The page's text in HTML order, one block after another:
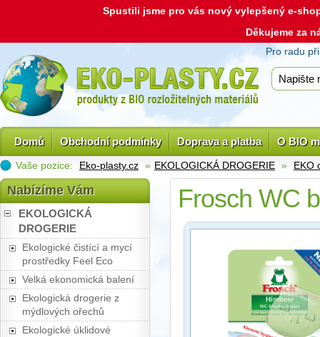
Spustili jsme pro vás nový vylepšený e-
Děkujeme za
Pro radu
Domů Obchodní podmínky Doprava a platba O BIO
Vaše pozice: Eko-plasty.cz » EKOLOGICKÁ DROGERIE » EKO
Nabízíme Vám
EKOLOGICKÁ
DROGERIE
Ekologické čistící a mycí
prostředky Feel Eco
Velká ekonomická balení
Ekologická drogerie z
mýdlových ořechů
Ekologické úklidové
Frosch WC